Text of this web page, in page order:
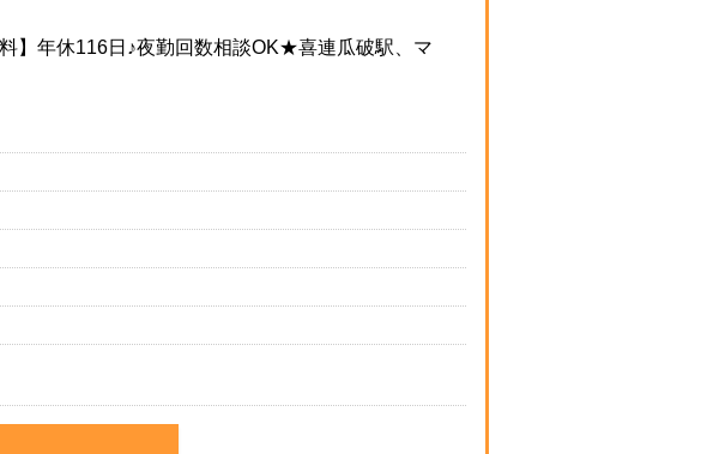
】年休116日♪夜勤回数相談OK★喜連瓜破駅、マ